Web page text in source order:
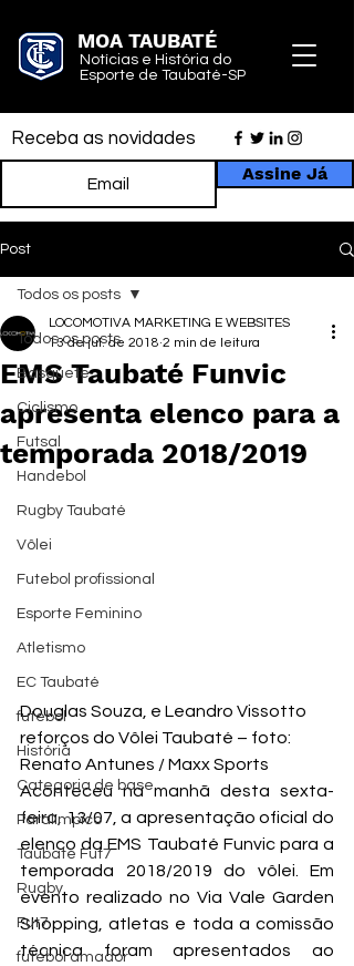
MOA TAUBATÉ
Notícias e História do
Esporte de Taubaté-SP
Receba as novidades
Assine Já
Post
Todos os posts
Basquete
Ciclismo
Futsal
Handebol
Rugby Taubaté
Vôlei
Futebol profissional
Esporte Feminino
Atletismo
EC Taubaté
futebol
História
Categoria de base
Paralímpico
Taubaté Fut7
Rugby
Fut7
futebol amador
Todos os posts
EMS Taubaté Funvic
apresenta elenco para a
temporada 2018/2019
LOCOMOTIVA MARKETING E WEBSITES
13 de jul. de 2018 2 min de leitura
Douglas Souza, e Leandro Vissotto
reforços do Vôlei Taubaté – foto:
Renato Antunes / Maxx Sports
Aconteceu na manhã desta sexta-
feira, 13/07, a apresentação oficial do
elenco da EMS Taubaté Funvic para a
temporada 2018/2019 do vôlei. Em
evento realizado no Via Vale Garden
Shopping, atletas e toda a comissão
técnica foram apresentados ao